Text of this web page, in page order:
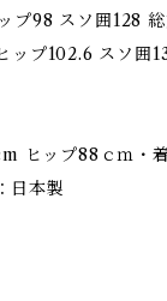
プ98 スソ囲128
ップ102.6 スソ囲
ヒップ88ｃｍ・
日本製